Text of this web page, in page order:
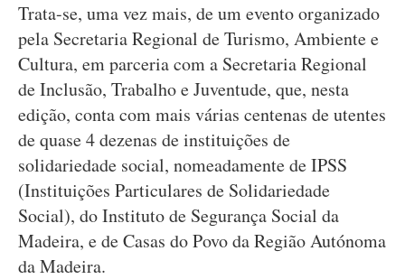
Trata-se, uma vez mais, de um evento organizado
pela Secretaria Regional de Turismo, Ambiente e
Cultura, em parceria com a Secretaria Regional
de Inclusão, Trabalho e Juventude, que, nesta
edição, conta com mais várias centenas de utentes
de quase 4 dezenas de instituições de
solidariedade social, nomeadamente de IPSS
(Instituições Particulares de Solidariedade
Social), do Instituto de Segurança Social da
Madeira, e de Casas do Povo da Região Autónoma
da Madeira.